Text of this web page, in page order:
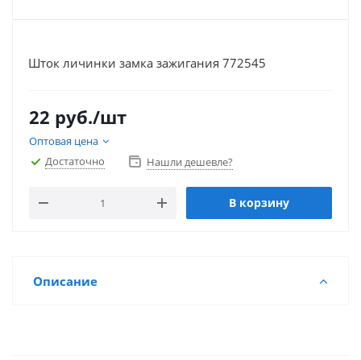
Шток личинки замка зажигания 772545
22 руб./шт
Оптовая цена
Достаточно
Нашли дешевле?
В корзину
Описание